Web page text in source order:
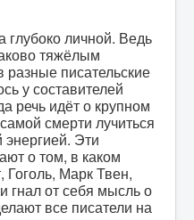
личной. Ведь
тяжёлым
писательские
у составителей
речь идёт о крупном
смерти лучиться
Эти
о том, в каком
Марк Твен,
гнал от себя мысль о
все писатели на